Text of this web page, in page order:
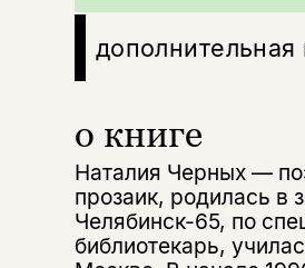
о книге
Наталия Черных —
прозаик, родилась в
Челябинск-65, по
библиотекарь,